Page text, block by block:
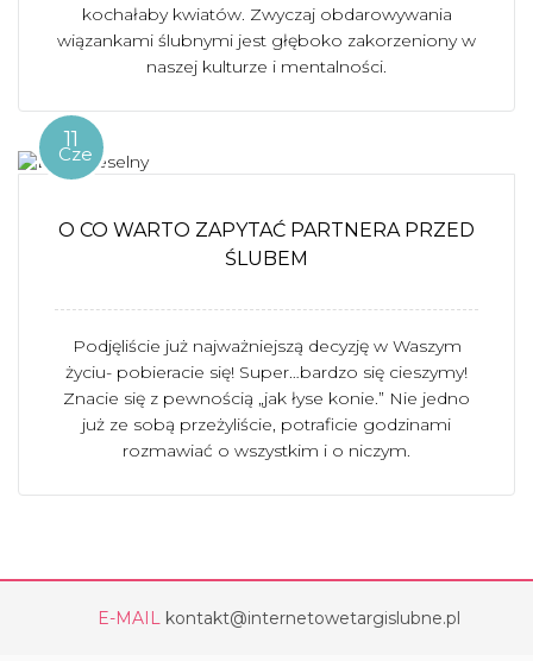
kochałaby kwiatów. Zwyczaj obdarowywania
wiązankami ślubnymi jest głęboko zakorzeniony w
naszej kulturze i mentalności.
11
Cze
O CO WARTO ZAPYTAĆ PARTNERA PRZED
ŚLUBEM
Podjęliście już najważniejszą decyzję w Waszym
życiu- pobieracie się! Super…bardzo się cieszymy!
Znacie się z pewnością „jak łyse konie.” Nie jedno
już ze sobą przeżyliście, potraficie godzinami
rozmawiać o wszystkim i o niczym.
E-MAIL kontakt@internetowetargislubne.pl